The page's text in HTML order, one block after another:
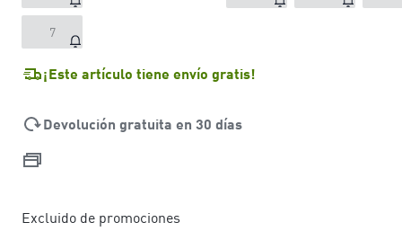
7
¡Este artículo tiene envío gratis!
Devolución gratuita en 30 días
Excluido de promociones